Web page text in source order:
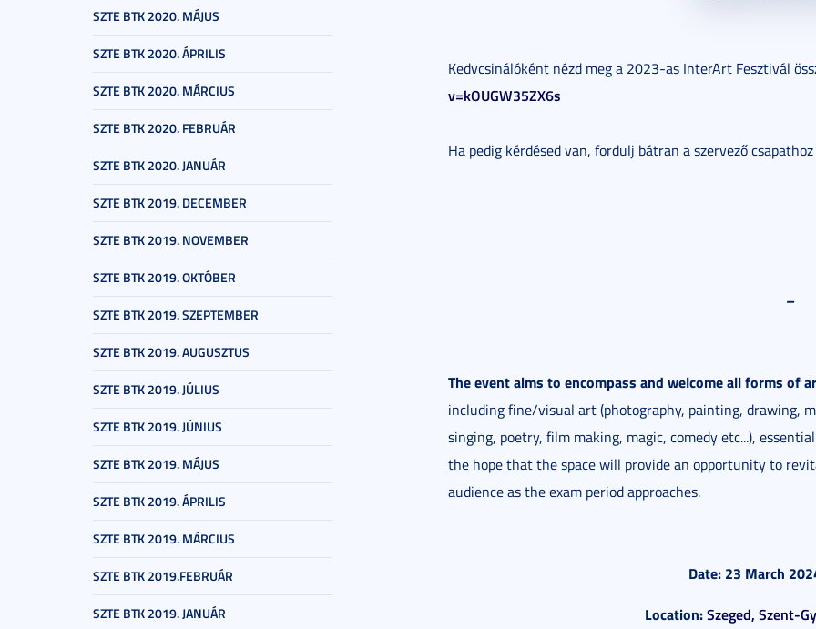
SZTE BTK 2020. MÁJUS
SZTE BTK 2020. ÁPRILIS
SZTE BTK 2020. MÁRCIUS
SZTE BTK 2020. FEBRUÁR
SZTE BTK 2020. JANUÁR
SZTE BTK 2019. DECEMBER
SZTE BTK 2019. NOVEMBER
SZTE BTK 2019. OKTÓBER
SZTE BTK 2019. SZEPTEMBER
SZTE BTK 2019. AUGUSZTUS
SZTE BTK 2019. JÚLIUS
SZTE BTK 2019. JÚNIUS
SZTE BTK 2019. MÁJUS
SZTE BTK 2019. ÁPRILIS
SZTE BTK 2019. MÁRCIUS
SZTE BTK 2019.FEBRUÁR
SZTE BTK 2019. JANUÁR
Kedvcsinálóként nézd meg a 2023-as InterArt Fesztivál
v=kOUGW35ZX6s
Ha pedig kérdésed van, fordulj bátran a szervező csapathoz
--
The event aims to encompass and welcome all forms
including fine/visual art (photography, painting, drawing,
singing, poetry, film making, magic, comedy etc...),
the hope that the space will provide an opportunity to
audience as the exam period approaches.
Date: 23 March
Location:Szeged, Szent-